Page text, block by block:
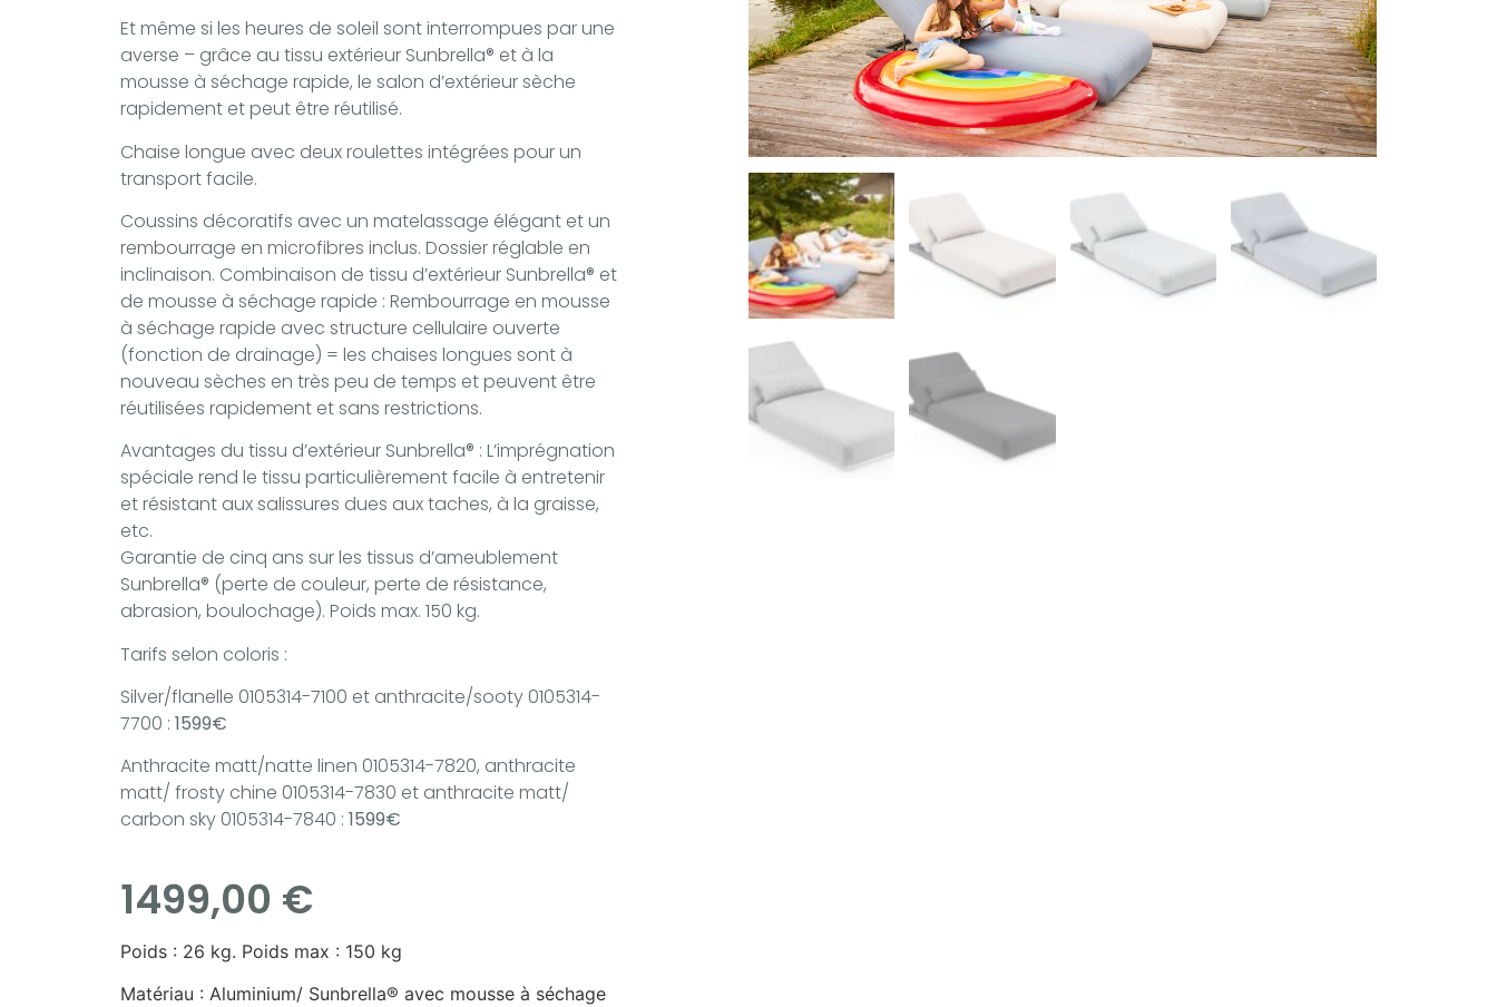
Et même si les heures de soleil sont interrompues par une
averse – grâce au tissu extérieur Sunbrella® et à la
mousse à séchage rapide, le salon d’extérieur sèche
rapidement et peut être réutilisé.
Chaise longue avec deux roulettes intégrées pour un
transport facile.
Coussins décoratifs avec un matelassage élégant et un
rembourrage en microfibres inclus. Dossier réglable en
inclinaison. Combinaison de tissu d’extérieur Sunbrella® et
de mousse à séchage rapide : Rembourrage en mousse
à séchage rapide avec structure cellulaire ouverte
(fonction de drainage) = les chaises longues sont à
nouveau sèches en très peu de temps et peuvent être
réutilisées rapidement et sans restrictions.
Avantages du tissu d’extérieur Sunbrella® : L’imprégnation
spéciale rend le tissu particulièrement facile à entretenir
et résistant aux salissures dues aux taches, à la graisse,
etc.
Garantie de cinq ans sur les tissus d’ameublement
Sunbrella® (perte de couleur, perte de résistance,
abrasion, boulochage). Poids max. 150 kg.
Tarifs selon coloris :
Silver/flanelle 0105314-7100 et anthracite/sooty 0105314-
7700 : 1599€
Anthracite matt/natte linen 0105314-7820, anthracite
matt/ frosty chine 0105314-7830 et anthracite matt/
carbon sky 0105314-7840 : 1599€
1499,00 €
Poids : 26 kg. Poids max : 150 kg
Matériau : Aluminium/ Sunbrella® avec mousse à séchage